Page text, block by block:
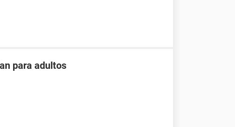
para adultos